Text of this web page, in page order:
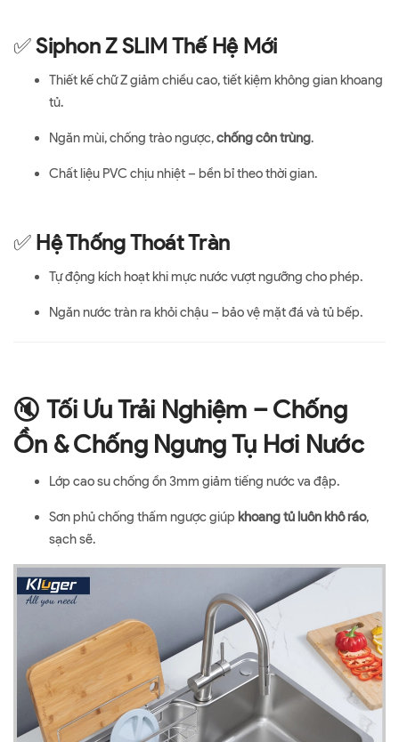
✅Siphon Z SLIM Thế Hệ Mới
Thiết kế chữ Z giảm chiều cao, tiết kiệm không gian khoang
tủ.
Ngăn mùi, chống trào ngược,chống côn trùng.
Chất liệu PVC chịu nhiệt – bền bỉ theo thời gian.
✅ Hệ Thống Thoát Tràn
Tự động kích hoạt khi mực nước vượt ngưỡng cho phép.
Ngăn nước tràn ra khỏi chậu – bảo vệ mặt đá và tủ bếp.
🔇 Tối Ưu Trải Nghiệm – Chống
Ồn & Chống Ngưng Tụ Hơi Nước
Lớp cao su chống ồn 3mm giảm tiếng nước va đập.
Sơn phủ chống thấm ngược giúp khoang tủ luôn khô ráo,
sạch sẽ.